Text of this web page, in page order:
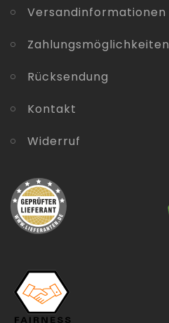
Versandinformationen
Zahlungsmöglichkeiten
Rücksendung
Kontakt
Widerruf